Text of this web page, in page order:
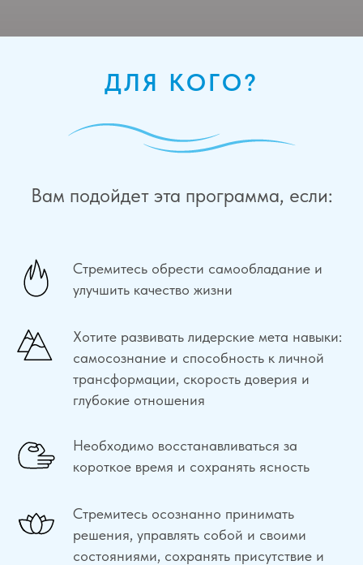
ДЛЯ КОГО?
Вам подойдет эта программа, если:
Стремитесь обрести самообладание и
улучшить качество жизни
Хотите развивать лидерские мета навыки:
самосознание и способность к личной
трансформации, скорость доверия и
глубокие отношения
Необходимо восстанавливаться за
короткое время и сохранять ясность
Стремитесь осознанно принимать
решения, управлять собой и своими
состояниями, сохранять присутствие и